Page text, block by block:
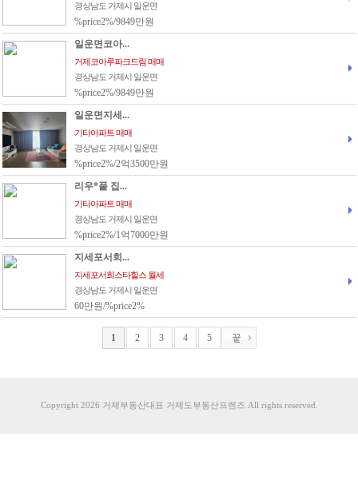
경상남도 거제시 일운면
%price2%/9849만원
일운면코아...
거제코아루파크드림 매매
경상남도 거제시 일운면
%price2%/9849만원
일운면지세...
기타아파트 매매
경상남도 거제시 일운면
%price2%/2억3500만원
리우*풀 집...
기타아파트 매매
경상남도 거제시 일운면
%price2%/1억7000만원
지세포서희...
지세포서희스타힐스 월세
경상남도 거제시 일운면
60만원/%price2%
1 2 3 4 5
Copyright 2026 거제부동산대표 거제도부동산프렌즈 All rights reserved.